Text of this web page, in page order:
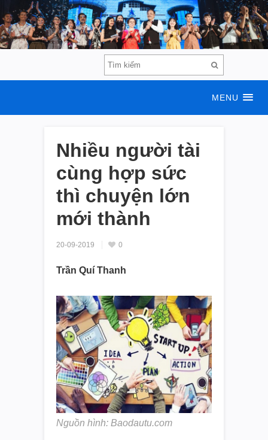
MENU
Nhiều người tài
cùng hợp sức
thì chuyện lớn
mới thành
20-09-2019 0
Trần Quí Thanh
Nguồn hình: Baodautu.com